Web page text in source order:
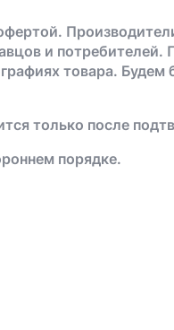
и
товара.
только после
порядке.